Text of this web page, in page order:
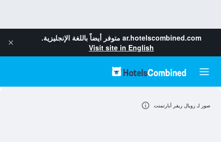
ar.hotelscombined.com متوفر أيضاً باللغة الإنجليزية.
Visit site in English
صور لـ رويال ريفر أبارتمنت